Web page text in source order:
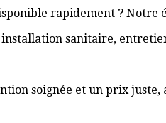
rapidement ?
sanitaire,
soignée et un prix